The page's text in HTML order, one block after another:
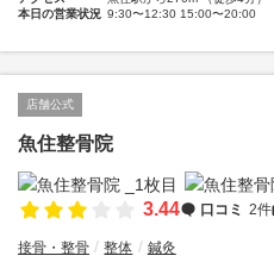
本日の営業状況 9:30〜12:30 15:00〜20:00
店舗公式
魚住整骨院
3.44 口コミ 2件
接骨・整骨 整体 鍼灸